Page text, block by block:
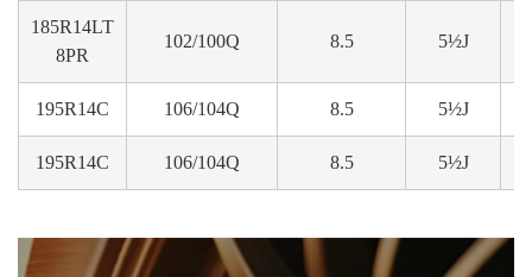
185R14LT
8PR
102/100Q 8.5 5½J
195R14C 106/104Q 8.5 5½J
195R14C 106/104Q 8.5 5½J